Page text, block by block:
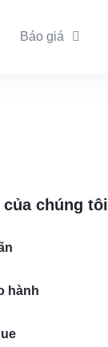
Báo giá
của chúng tôi
hành